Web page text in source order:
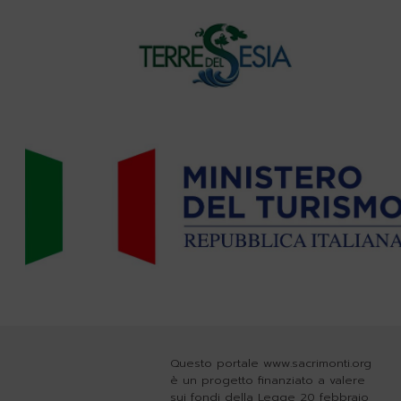
Questo portale www.sacrimonti.org
è un progetto finanziato a valere
sui fondi della Legge 20 febbraio